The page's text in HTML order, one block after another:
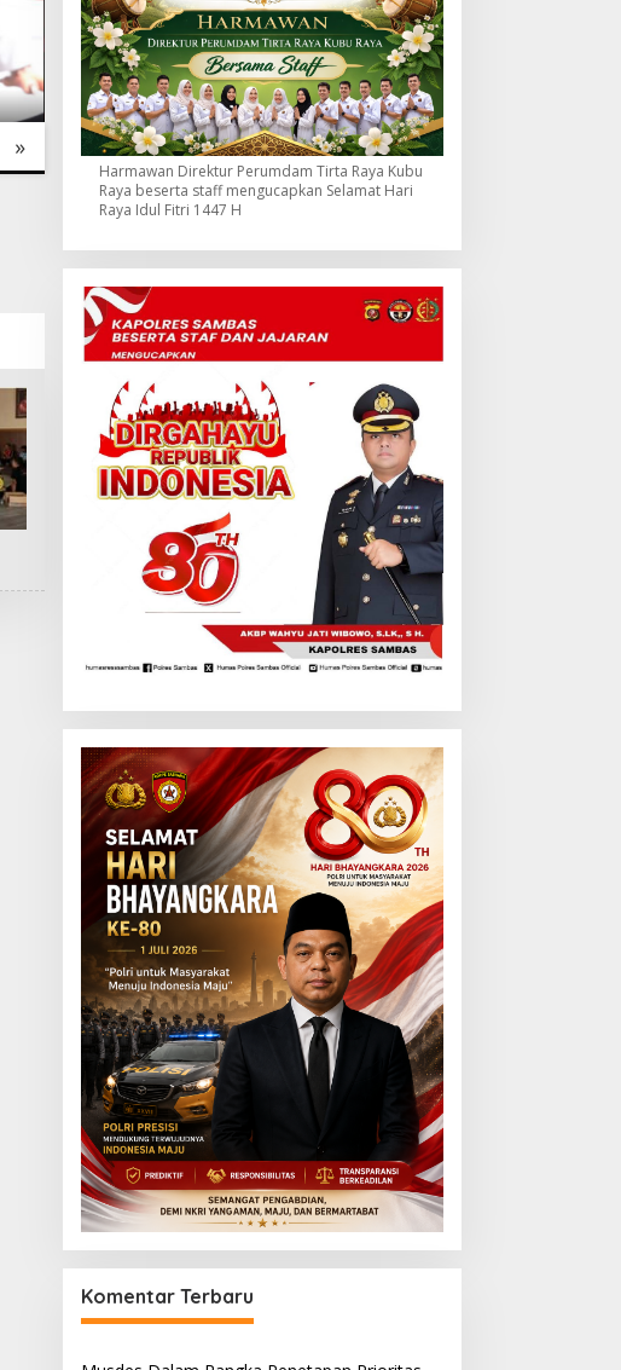
»
Muktamar XVI Tapak Suci
Resmi Dibuka di Semarang,
Kapolri Terima Anugerah
Anggota Kehormatan
Pengakuan Kepala Dinas
Menjadi Bagian Penting
dalam Penelusuran Dugaan
Pengadaan Tahun
Harmawan Direktur Perumdam Tirta Raya Kubu
Raya beserta staff mengucapkan Selamat Hari
Raya Idul Fitri 1447 H
Komentar Terbaru